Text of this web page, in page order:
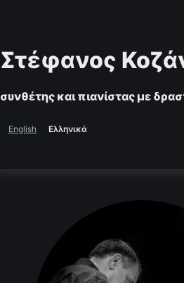
Στέφανος
συνθέτης και πιανίστας με
Ελληνικά